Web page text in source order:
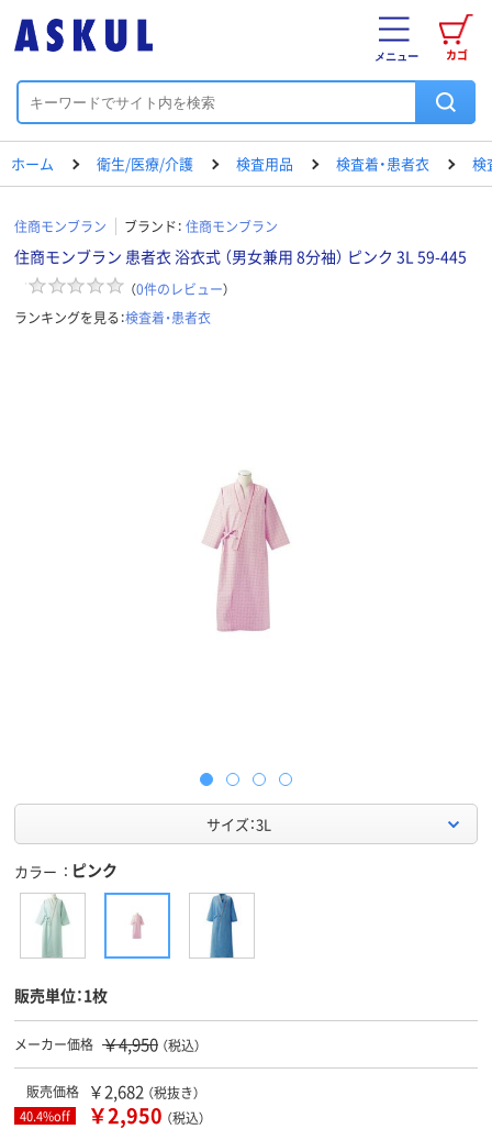
カゴ
メニュー
ホーム 衛生/医療/介護 検査用品 検査着・患者衣 検
住商モンブラン ブランド： 住商モンブラン
住商モンブラン 患者衣 浴衣式 （男女兼用 8分袖） ピンク 3L 59-445
（0件のレビュー）
ランキングを見る：検査着・患者衣
サイズ：3L
カラー ピンク
販売単位：1枚
メーカー価格 ￥4,950 （税込）
販売価格 ￥2,682 （税抜き）
40.4%off ￥2,950 （税込）